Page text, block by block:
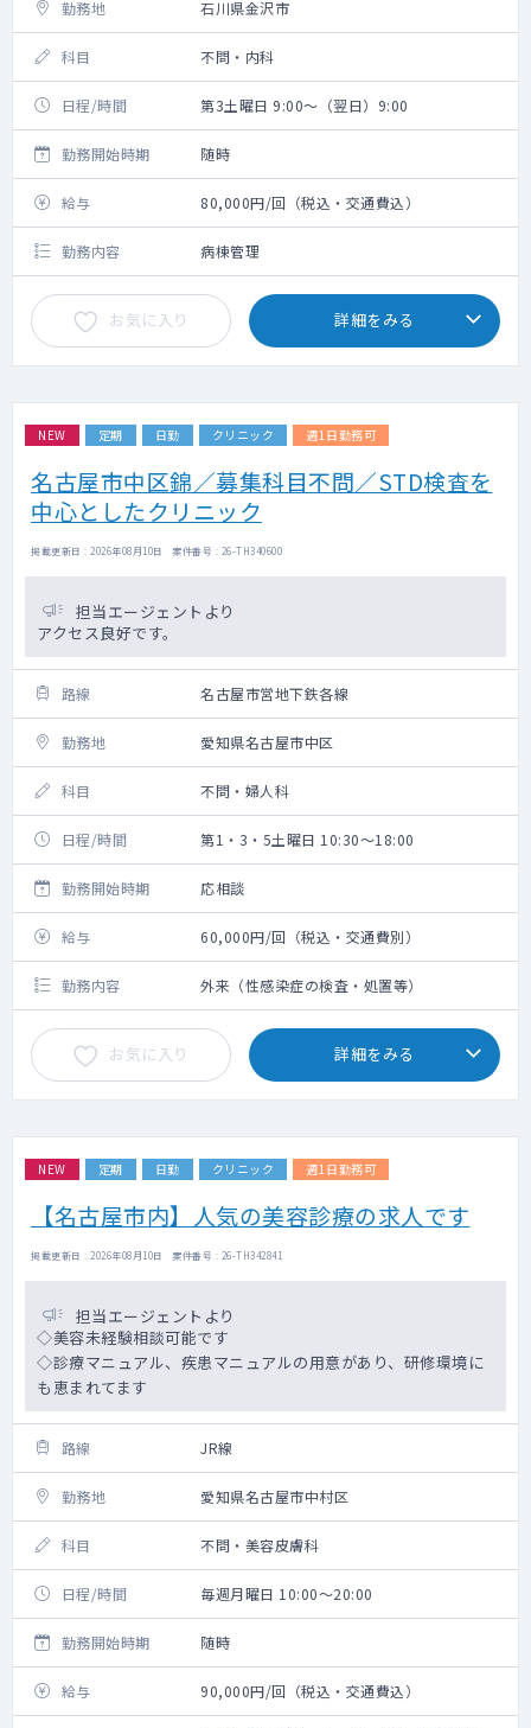
勤務地 石川県金沢市
科目 不問・内科
日程/時間 第3土曜日 9:00～（翌日）9:00
勤務開始時期 随時
給与 80,000円/回（税込・交通費込）
勤務内容 病棟管理
お気に入り 詳細をみる
NEW 定期 日勤 クリニック 週1日勤務可
名古屋市中区錦／募集科目不問／STD検査を
中心としたクリニック
掲載更新日 : 2026年08月10日 案件番号 : 26-TH340600
担当エージェントより
アクセス良好です。
路線 名古屋市営地下鉄各線
勤務地 愛知県名古屋市中区
科目 不問・婦人科
日程/時間 第1・3・5土曜日 10:30～18:00
勤務開始時期 応相談
給与 60,000円/回（税込・交通費別）
勤務内容 外来（性感染症の検査・処置等）
お気に入り 詳細をみる
NEW 定期 日勤 クリニック 週1日勤務可
【名古屋市内】人気の美容診療の求人です
掲載更新日 : 2026年08月10日 案件番号 : 26-TH342841
担当エージェントより
◇美容未経験相談可能です
◇診療マニュアル、疾患マニュアルの用意があり、研修環境に
も恵まれてます
路線 JR線
勤務地 愛知県名古屋市中村区
科目 不問・美容皮膚科
日程/時間 毎週月曜日 10:00～20:00
勤務開始時期 随時
給与 90,000円/回（税込・交通費込）